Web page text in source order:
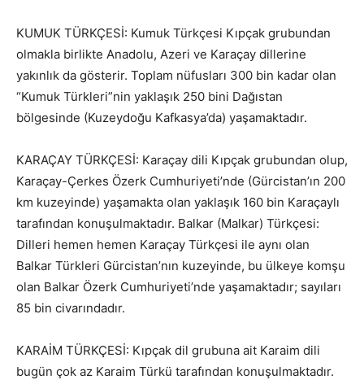
KUMUK TÜRKÇESİ: Kumuk Türkçesi Kıpçak grubundan
olmakla birlikte Anadolu, Azeri ve Karaçay dillerine
yakınlık da gösterir. Toplam nüfusları 300 bin kadar olan
“Kumuk Türkleri”nin yaklaşık 250 bini Dağıstan
bölgesinde (Kuzeydoğu Kafkasya’da) yaşamaktadır.
KARAÇAY TÜRKÇESİ: Karaçay dili Kıpçak grubundan olup,
Karaçay-Çerkes Özerk Cumhuriyeti’nde (Gürcistan’ın 200
km kuzeyinde) yaşamakta olan yaklaşık 160 bin Karaçaylı
tarafından konuşulmaktadır. Balkar (Malkar) Türkçesi:
Dilleri hemen hemen Karaçay Türkçesi ile aynı olan
Balkar Türkleri Gürcistan’nın kuzeyinde, bu ülkeye komşu
olan Balkar Özerk Cumhuriyeti’nde yaşamaktadır; sayıları
85 bin civarındadır.
KARAİM TÜRKÇESİ: Kıpçak dil grubuna ait Karaim dili
bugün çok az Karaim Türkü tarafından konuşulmaktadır.